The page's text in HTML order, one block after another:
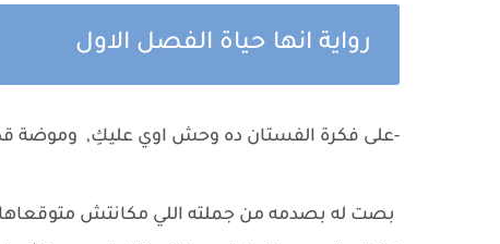
رواية انها حياة الفصل الاول
-على فكرة الفستان ده وحش اوي عليكِ, وموضة
بصت له بصدمه من جملته اللي مكانتش